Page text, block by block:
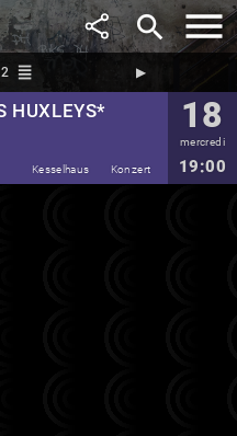
search
reorder ▶︎
HUXLEYS* 18
mercredi
19:00
Kesselhaus Konzert